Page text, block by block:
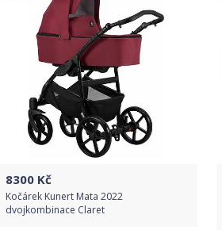
8300 Kč
Kočárek Kunert Mata 2022
dvojkombinace Claret